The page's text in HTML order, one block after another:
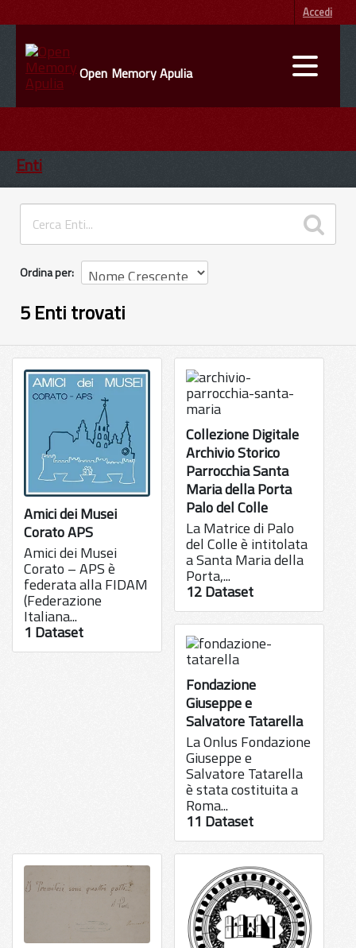
Accedi
Open Memory Apulia
ENTI
INFORMAZIONI
Enti
Ordina per
5 Enti trovati
Amici dei Musei
Corato APS
Amici dei Musei
Corato – APS è
federata alla FIDAM
(Federazione
Italiana...
1 Dataset
Collezione Digitale
Archivio Storico
Parrocchia Santa
Maria della Porta
Palo del Colle
La Matrice di Palo
del Colle è intitolata
a Santa Maria della
Porta,...
12 Dataset
Fondazione
Giuseppe e
Salvatore Tatarella
La Onlus Fondazione
Giuseppe e
Salvatore Tatarella
è stata costituita a
Roma...
11 Dataset